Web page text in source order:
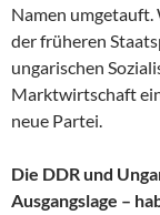
Namen umgetauft.
der früheren
ungarischen
Marktwirtschaft
neue Partei.
Die DDR und
Ausgangslage –